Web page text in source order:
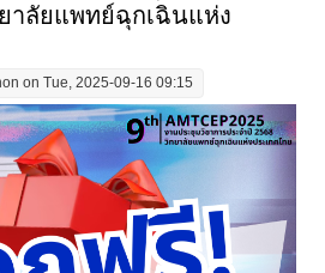
าลัยแพทย์ฉุกเฉินแห่ง
on Tue, 2025-09-16 09:15